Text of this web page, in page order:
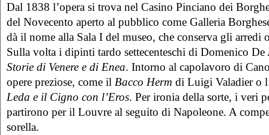
Dal 1838 l’opera si trova nel Casino Pinciano dei
del Novecento aperto al pubblico come Galleria
dà il nome alla Sala I del museo, che conserva gli arredi
Sulla volta i dipinti tardo settecenteschi di Domenico De
Storie di Venere e di Enea. Intorno al capolavoro di
opere preziose, come il Bacco Herm di Luigi Valadier o
Leda e il Cigno con l’Eros. Per ironia della sorte, i veri
partirono per il Louvre al seguito di Napoleone. A
sorella.